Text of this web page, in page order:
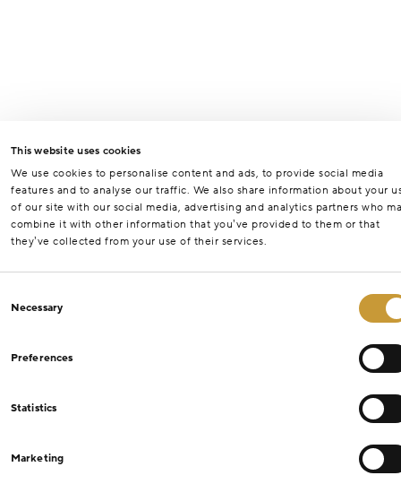
This website uses cookies
We use cookies to personalise content and ads, to provide social media
features and to analyse our traffic. We also share information about your
of our site with our social media, advertising and analytics partners who
combine it with other information that you’ve provided to them or that
they’ve collected from your use of their services.
Selection
Necessary
Preferences
Statistics
Marketing